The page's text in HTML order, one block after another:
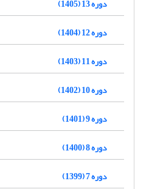
دوره 13 (1405)
دوره 12 (1404)
دوره 11 (1403)
دوره 10 (1402)
دوره 9 (1401)
دوره 8 (1400)
دوره 7 (1399)